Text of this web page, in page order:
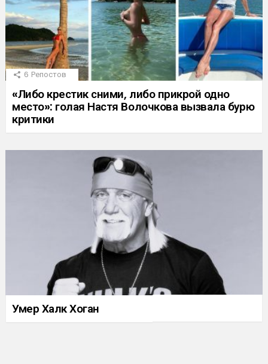
6 Репостов
«Либо крестик сними, либо прикрой одно
место»: голая Настя Волочкова вызвала бурю
критики
Умер Халк Хоган